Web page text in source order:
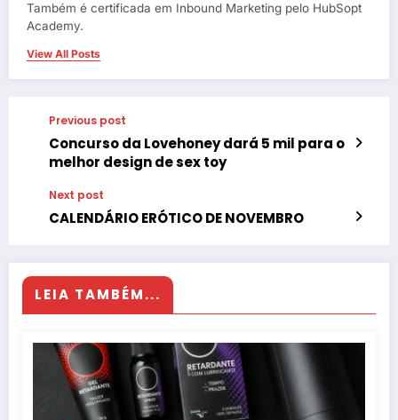
Também é certificada em Inbound Marketing pelo HubSopt
Academy.
View All Posts
Previous post
Concurso da Lovehoney dará 5 mil para o
melhor design de sex toy
Next post
CALENDÁRIO ERÓTICO DE NOVEMBRO
LEIA TAMBÉM...